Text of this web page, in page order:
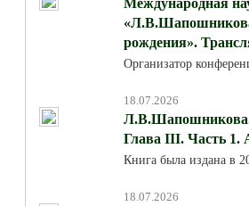
рождения».
Организатор
18.07.2026
Л.В.Шапошникова.
Глава III. Часть 1.
Книга была издана в
18.07.2026